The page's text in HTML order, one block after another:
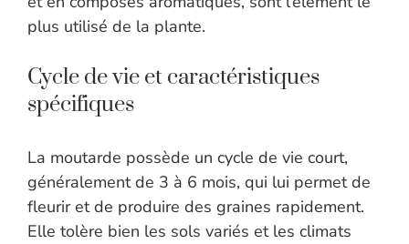
plus utilisé de la plante.
Cycle de vie et caractéristiques
spécifiques
La moutarde possède un cycle de vie court,
généralement de 3 à 6 mois, qui lui permet de
fleurir et de produire des graines rapidement.
Elle tolère bien les sols variés et les climats